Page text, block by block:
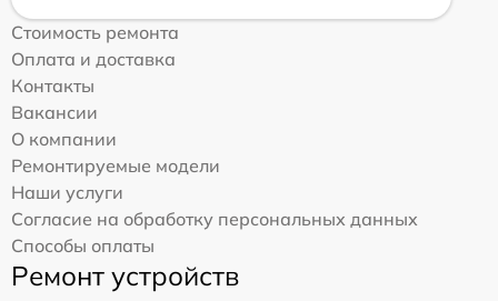
Стоимость ремонта
Оплата и доставка
Контакты
Вакансии
О компании
Ремонтируемые модели
Наши услуги
Согласие на обработку персональных данных
Способы оплаты
Ремонт устройств